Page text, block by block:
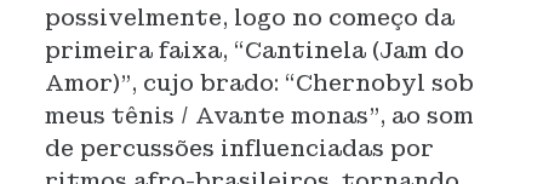
possivelmente, logo no começo da
primeira faixa, “Cantinela (Jam do
Amor)”, cujo brado: “Chernobyl sob
meus tênis / Avante monas”, ao som
de percussões influenciadas por